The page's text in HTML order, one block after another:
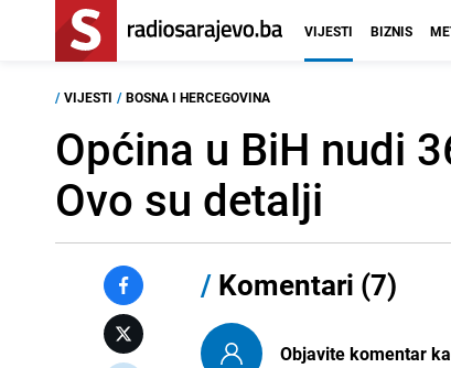
VIJESTI BIZNIS
/ VIJESTI / BOSNA I HERCEGOVINA
Općina u BiH nudi
Ovo su detalji
/ Komentari (7)
Objavite komentar